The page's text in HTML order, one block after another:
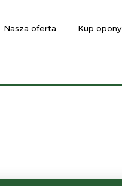
Nasza oferta Kup opony